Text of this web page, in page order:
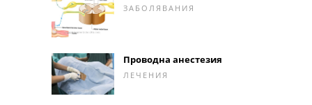
ЗАБОЛЯВАНИЯ
Проводна анестезия
ЛЕЧЕНИЯ